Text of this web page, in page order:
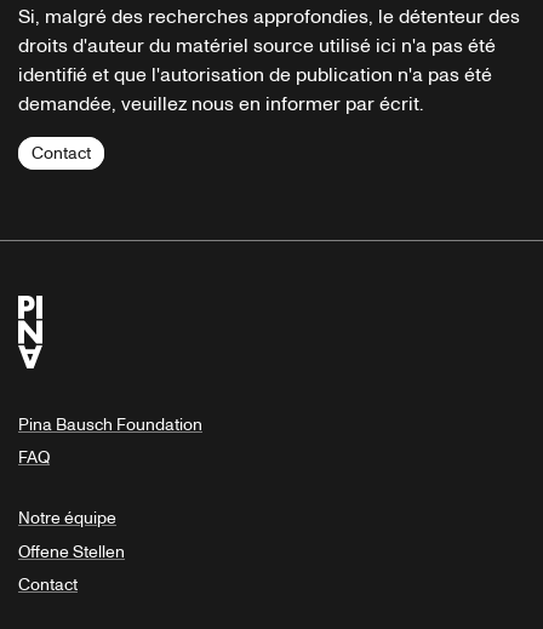
Si, malgré des recherches approfondies, le détenteur des
droits d'auteur du matériel source utilisé ici n'a pas été
identifié et que l'autorisation de publication n'a pas été
demandée, veuillez nous en informer par écrit.
Contact
Pina Bausch Foundation
FAQ
Notre équipe
Offene Stellen
Contact